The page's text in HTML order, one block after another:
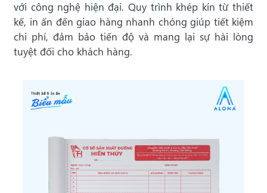
với công nghệ hiện đại. Quy trình khép kín từ thiết
kế, in ấn đến giao hàng nhanh chóng giúp tiết kiệm
chi phí, đảm bảo tiến độ và mang lại sự hài lòng
tuyệt đối cho khách hàng.